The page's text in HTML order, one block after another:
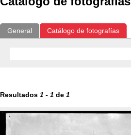
General Catálogo de fotografías
Resultados 1 - 1 de 1